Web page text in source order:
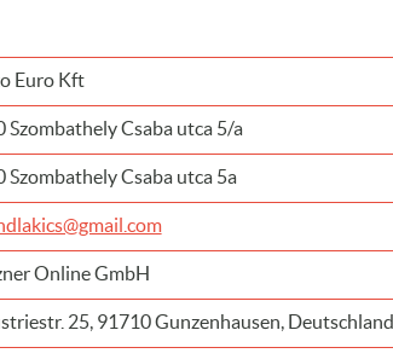
Euro Kft
Szombathely Csaba utca 5/a
Szombathely Csaba utca 5a
Online GmbH
25, 91710 Gunzenhausen, Deutschland